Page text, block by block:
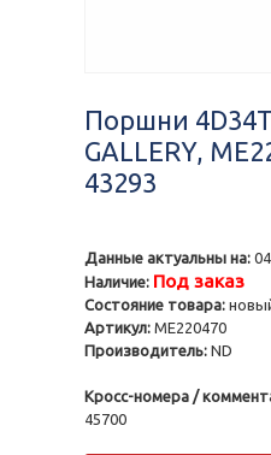
Поршни
GALLERY,
43293
Данные актуальны на:
Наличие: Под заказ
Состояние товара:
Артикул: ME220470
Производитель: ND
Кросс-номера /
45700